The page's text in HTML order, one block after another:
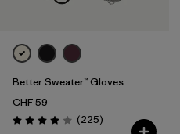
Better Sweater™ Gloves
CHF 59
Valutazione: 4.0 / 5
(225Recensioni
)